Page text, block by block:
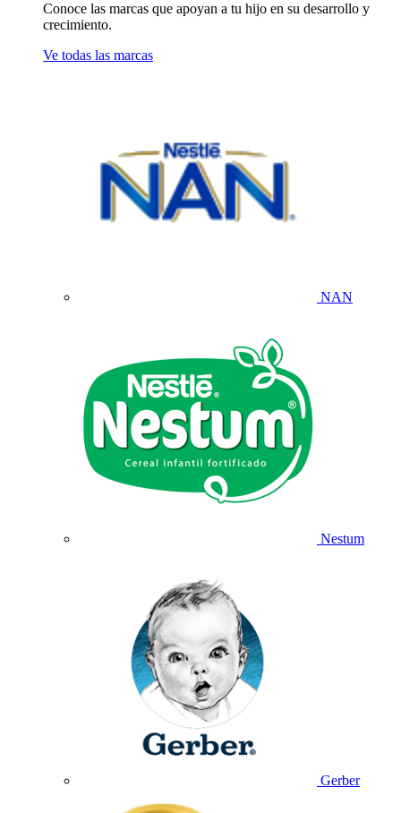
Conoce las marcas que apoyan a tu hijo en su desarrollo y
crecimiento.
Ve todas las marcas
NAN
Nestum
Gerber